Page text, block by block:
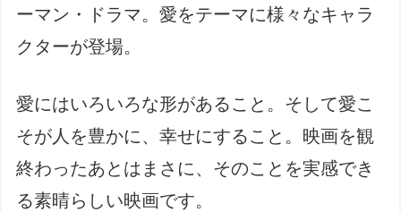
ーマン・ドラマ。愛をテーマに様々なキャラ
クターが登場。
愛にはいろいろな形があること。そして愛こ
そが人を豊かに、幸せにすること。映画を観
終わったあとはまさに、そのことを実感でき
る素晴らしい映画です。